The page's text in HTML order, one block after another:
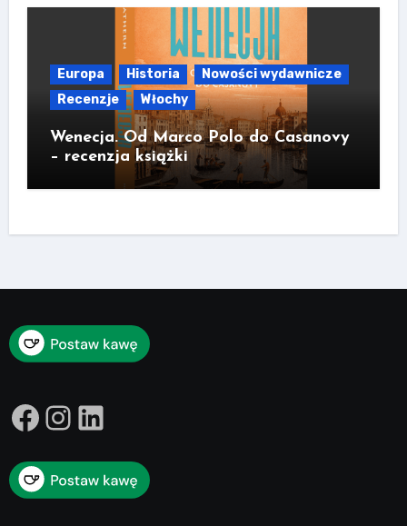
Europa Historia
Nowości wydawnicze
Recenzje
Włochy
Wenecja. Od Marco Polo do Casanovy
– recenzja książki
Facebook
Instagram
LinkedIn